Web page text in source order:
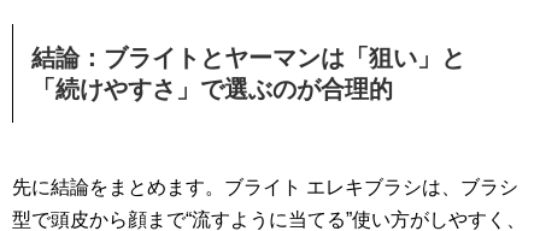
結論：ブライトとヤーマンは「狙い」と
「続けやすさ」で選ぶのが合理的
先に結論をまとめます。ブライト エレキブラシは、ブラシ
型で頭皮から顔まで“流すように当てる”使い方がしやすく、